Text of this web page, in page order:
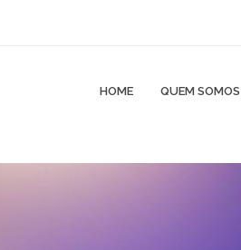
HOME QUEM SOMOS